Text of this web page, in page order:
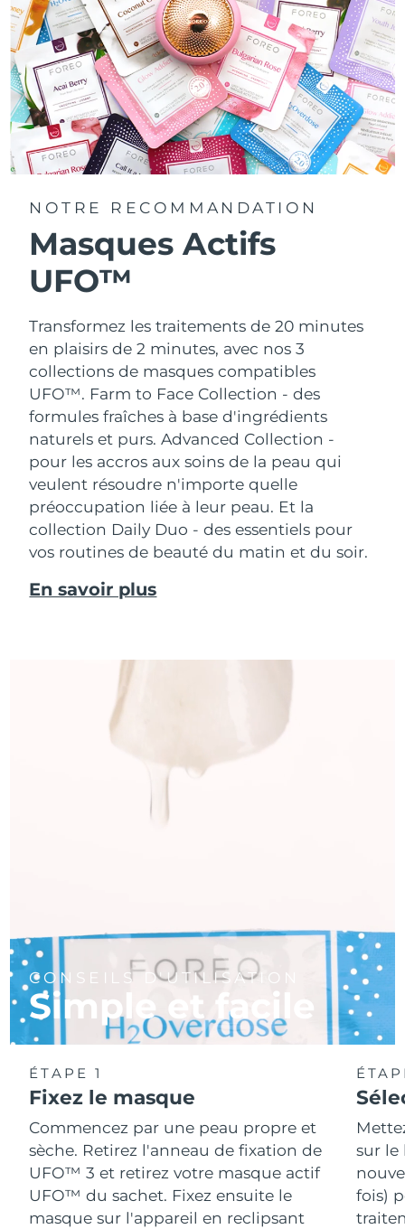
NOTRE RECOMMANDATION
Masques Actifs
UFO™
Transformez les traitements de 20 minutes
en plaisirs de 2 minutes, avec nos 3
collections de masques compatibles
UFO™. Farm to Face Collection - des
formules fraîches à base d'ingrédients
naturels et purs. Advanced Collection -
pour les accros aux soins de la peau qui
veulent résoudre n'importe quelle
préoccupation liée à leur peau. Et la
collection Daily Duo - des essentiels pour
vos routines de beauté du matin et du soir.
En savoir plus
CONSEILS D'UTILISATION
Simple et facile
ÉTAPE 1
Fixez le masque
Commencez par une peau propre et
sèche. Retirez l'anneau de fixation de
UFO™ 3 et retirez votre masque actif
UFO™ du sachet. Fixez ensuite le
masque sur l'appareil en reclipsant
sur le
fois)